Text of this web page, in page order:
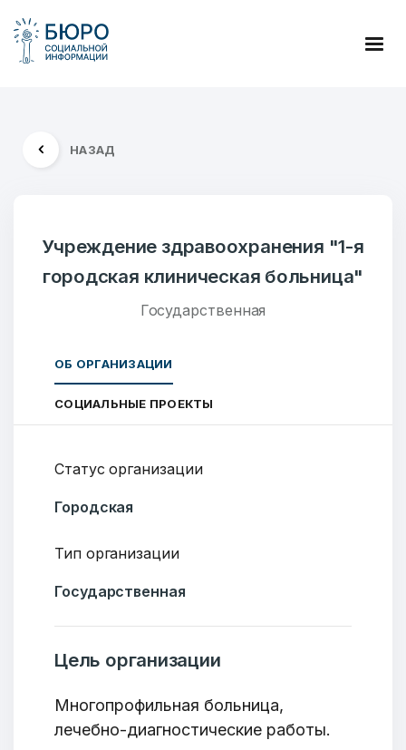
НАЗАД
Учреждение здравоохранения "1-я
городская клиническая больница"
Государственная
ОБ ОРГАНИЗАЦИИ
СОЦИАЛЬНЫЕ ПРОЕКТЫ
Статус организации
Городская
Тип организации
Государственная
Цель организации
Многопрофильная больница,
лечебно-диагностические работы.